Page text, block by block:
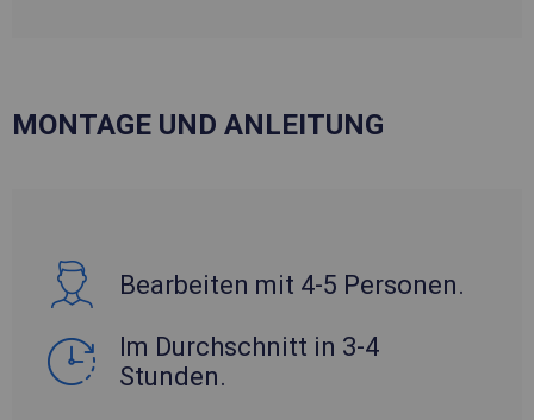
MONTAGE UND ANLEITUNG
Bearbeiten mit 4-5 Personen.
Im Durchschnitt in 3-4
Stunden.